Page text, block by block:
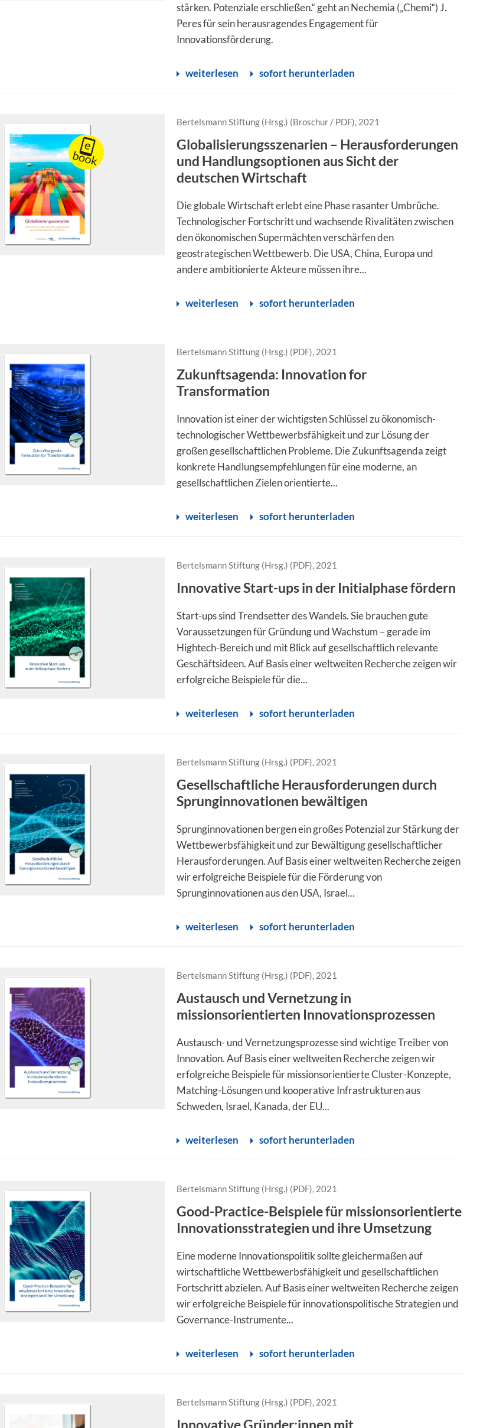
stärken. Potenziale erschließen.“ geht an Nechemia („Chemi“) J.
Peres für sein herausragendes Engagement für
Innovationsförderung.
weiterlesen sofort herunterladen
Bertelsmann Stiftung (Hrsg.) (Broschur / PDF), 2021
Globalisierungsszenarien – Herausforderungen
und Handlungsoptionen aus Sicht der
deutschen Wirtschaft
Die globale Wirtschaft erlebt eine Phase rasanter Umbrüche.
Technologischer Fortschritt und wachsende Rivalitäten zwischen
den ökonomischen Supermächten verschärfen den
geostrategischen Wettbewerb. Die USA, China, Europa und
andere ambitionierte Akteure müssen ihre...
weiterlesen sofort herunterladen
Bertelsmann Stiftung (Hrsg.) (PDF), 2021
Zukunftsagenda: Innovation for
Transformation
Innovation ist einer der wichtigsten Schlüssel zu ökonomisch-
technologischer Wettbewerbsfähigkeit und zur Lösung der
großen gesellschaftlichen Probleme. Die Zukunftsagenda zeigt
konkrete Handlungsempfehlungen für eine moderne, an
gesellschaftlichen Zielen orientierte...
weiterlesen sofort herunterladen
Bertelsmann Stiftung (Hrsg.) (PDF), 2021
Innovative Start-ups in der Initialphase fördern
Start-ups sind Trendsetter des Wandels. Sie brauchen gute
Voraussetzungen für Gründung und Wachstum – gerade im
Hightech-Bereich und mit Blick auf gesellschaftlich relevante
Geschäftsideen. Auf Basis einer weltweiten Recherche zeigen wir
erfolgreiche Beispiele für die...
weiterlesen sofort herunterladen
Bertelsmann Stiftung (Hrsg.) (PDF), 2021
Gesellschaftliche Herausforderungen durch
Sprunginnovationen bewältigen
Sprunginnovationen bergen ein großes Potenzial zur Stärkung der
Wettbewerbsfähigkeit und zur Bewältigung gesellschaftlicher
Herausforderungen. Auf Basis einer weltweiten Recherche zeigen
wir erfolgreiche Beispiele für die Förderung von
Sprunginnovationen aus den USA, Israel...
weiterlesen sofort herunterladen
Bertelsmann Stiftung (Hrsg.) (PDF), 2021
Austausch und Vernetzung in
missionsorientierten Innovationsprozessen
Austausch- und Vernetzungsprozesse sind wichtige Treiber von
Innovation. Auf Basis einer weltweiten Recherche zeigen wir
erfolgreiche Beispiele für missionsorientierte Cluster-Konzepte,
Matching-Lösungen und kooperative Infrastrukturen aus
Schweden, Israel, Kanada, der EU...
weiterlesen sofort herunterladen
Bertelsmann Stiftung (Hrsg.) (PDF), 2021
Good-Practice-Beispiele für missionsorientierte
Innovationsstrategien und ihre Umsetzung
Eine moderne Innovationspolitik sollte gleichermaßen auf
wirtschaftliche Wettbewerbsfähigkeit und gesellschaftlichen
Fortschritt abzielen. Auf Basis einer weltweiten Recherche zeigen
wir erfolgreiche Beispiele für innovationspolitische Strategien und
Governance-Instrumente...
weiterlesen sofort herunterladen
Bertelsmann Stiftung (Hrsg.) (PDF), 2021
Innovative Gründer:innen mit